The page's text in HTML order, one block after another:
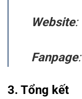
Website:
Fanpage:
3. Tổng kết